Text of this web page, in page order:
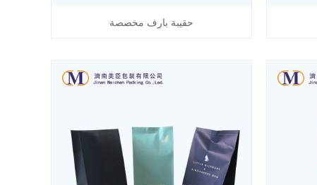
حقيبة بارف مخصصة